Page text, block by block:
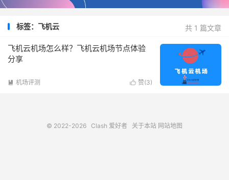
共 1 篇文章
标签：飞机云
飞机云机场怎么样？飞机云机场节点体验
分享
 赞(3)
 机场评测
© 2022-2026 Clash 爱好者 关于本站 网站地图